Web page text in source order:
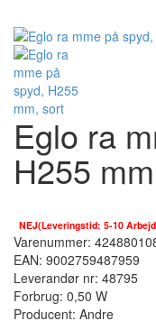
Eglo ra
H255
NEJ(Leveringstid: 5-10
Varenummer:
EAN: 9002759487959
Leverandør nr: 48795
Forbrug: 0,50 W
Producent: Andre